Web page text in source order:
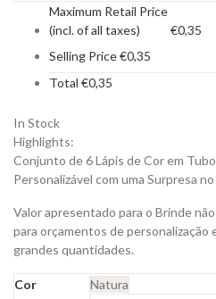
Maximum Retail Price
(incl. of all taxes)
€0,35
Selling Price€0,35
Total €0,35
In Stock
Highlights:
Conjunto de 6 Lápis de Cor em
Personalizável com uma Surpresa
Valor apresentado para o Brinde
para orçamentos de personalização
grandes quantidades.
Cor Natura